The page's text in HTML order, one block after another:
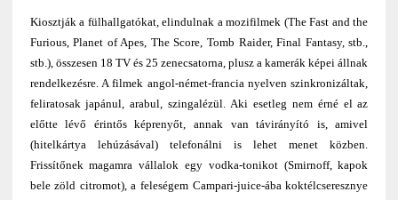
Kiosztják a fülhallgatókat, elindulnak a mozifilmek (The Fast and the
Furious, Planet of Apes, The Score, Tomb Raider, Final Fantasy, stb.,
stb.), összesen 18 TV és 25 zenecsatorna, plusz a kamerák képei állnak
rendelkezésre. A filmek angol-német-francia nyelven szinkronizáltak,
feliratosak japánul, arabul, szingalézül. Aki esetleg nem érné el az
előtte lévő érintős képrenyőt, annak van távirányító is, amivel
(hitelkártya lehúzásával) telefonálni is lehet menet közben.
Frissítőnek magamra vállalok egy vodka-tonikot (Smirnoff, kapok
bele zöld citromot), a feleségem Campari-juice-ába koktélcseresznye